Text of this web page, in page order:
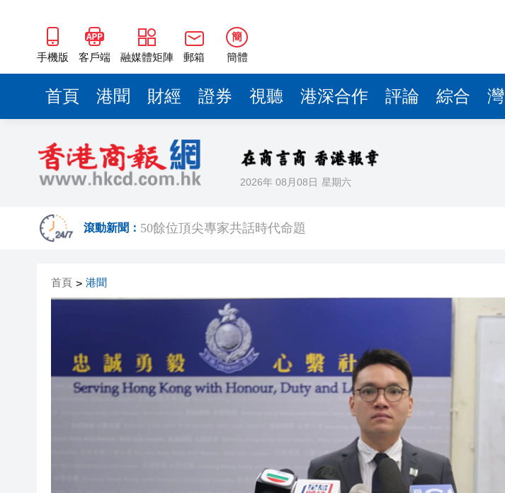
手機版 客戶端 融媒體矩陣 郵箱
簡
簡體
首頁 港聞 財經 證券 視聽 港深合作 評論 綜合
2026年 08月08日 星期六
滾動新聞：
海南澄邁文儒煥新升級 五組數據見證文儒沉香從傳統邁向現代
梁振英率港區全國政協委員考察團來瓊考察
2025年海南儋州以舊換新帶動消費約18億元
瀋陽鐵西校園閱讀活動解鎖閱讀新玩法
黎智英案｜吳良好：依法公正處理黎智英求情 罪證如山豈能妄想
50餘位頂尖專家共話時代命題
2025年海南儋州以舊換新帶動消費約18億元
山東26戶省屬國企去年合計營收2.58萬億 利潤總額近936億
瀋陽鐵西校園閱讀活動解鎖閱讀新玩法
黎智英案｜吳良好：依法公正處理黎智英求情 罪證如山豈能妄想
騰出更多時間專注做好宏福苑火災獨立委員會工作 李家超暫停3
海南澄邁文儒煥新升級 五組數據見證文儒沉香從傳統邁向現代
首頁 > 港聞